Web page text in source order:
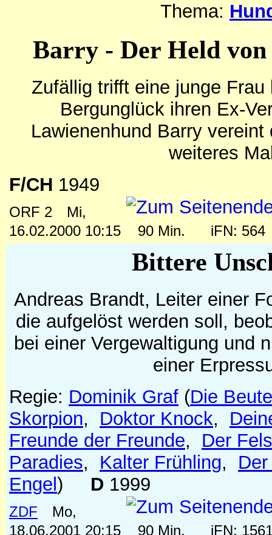
Thema:
Barry - Der Held
Zufällig trifft eine junge
Bergunglück ihren Ex-
Lawienenhund Barry
weiteres
F/CH 1949
ORF 2
Mi,
16.02.2000 10:15
90 Min. iFN:
Bittere
Andreas Brandt, Leiter einer
die aufgelöst werden soll,
bei einer Vergewaltigung und
einer
Regie: Dominik Graf (Die Beute
Skorpion, Doktor Knock,
Freunde der Freunde, Der
Paradies, Kalter Frühling,
Engel ) D 1999
ZDF
Mo,
18.06.2001 20:15
90 Min. iFN: